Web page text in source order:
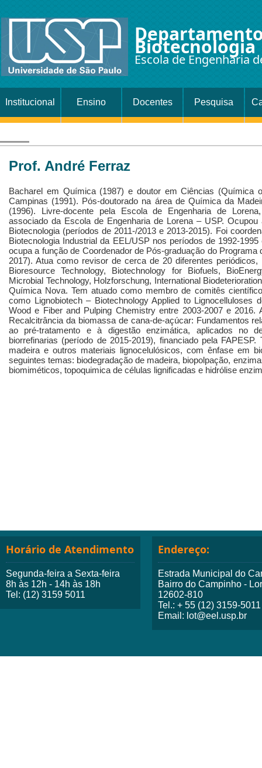
Biotecnologia
Escola de Engenharia
Institucional Ensino Docentes Pesquisa
Prof. André Ferraz
Bacharel em Química (1987) e doutor em Ciências (Química
Campinas (1991). Pós-doutorado na área de Química da
(1996). Livre-docente pela Escola de Engenharia de
associado da Escola de Engenharia de Lorena – USP.
Biotecnologia (períodos de 2011-/2013 e 2013-2015). Foi
Biotecnologia Industrial da EEL/USP nos períodos de 1992-
ocupa a função de Coordenador de Pós-graduação do
2017). Atua como revisor de cerca de 20 diferentes
Bioresource Technology, Biotechnology for Biofuels,
Microbial Technology, Holzforschung, International
Química Nova. Tem atuado como membro de comitês
como Lignobiotech – Biotechnology Applied to Lignocelluloses
Wood e Fiber and Pulping Chemistry entre 2003-2007 e 2016.
Recalcitrância da biomassa de cana-de-açúcar: Fundamentos
ao pré-tratamento e à digestão enzimática, aplicados no
biorrefinarias (período de 2015-2019), financiado pela
madeira e outros materiais lignocelulósicos, com ênfase em
seguintes temas: biodegradação de madeira, biopolpação,
biomiméticos, topoquimica de células lignificadas e hidrólise
Horário de Atendimento
Segunda-feira a Sexta-feira
8h às 12h - 14h às 18h
Tel: (12) 3159 5011
Endereço:
Estrada Municipal do
Bairro do Campinho -
12602-810
Tel.: + 55 (12) 3159-5011
Email: lot@eel.usp.br